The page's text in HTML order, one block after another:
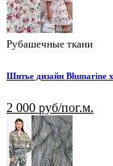
Рубашечные ткани
Шитье дизайн Blumarine
2 000 руб/пог.м.